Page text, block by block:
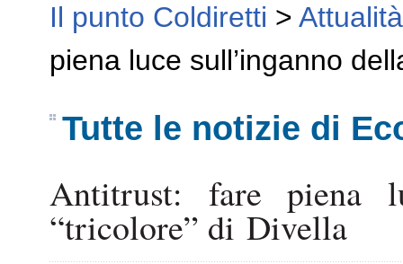
Il punto Coldiretti > Attualità
piena luce sull’inganno
Tutte le notizie di
Antitrust: fare piena
“tricolore” di Divella